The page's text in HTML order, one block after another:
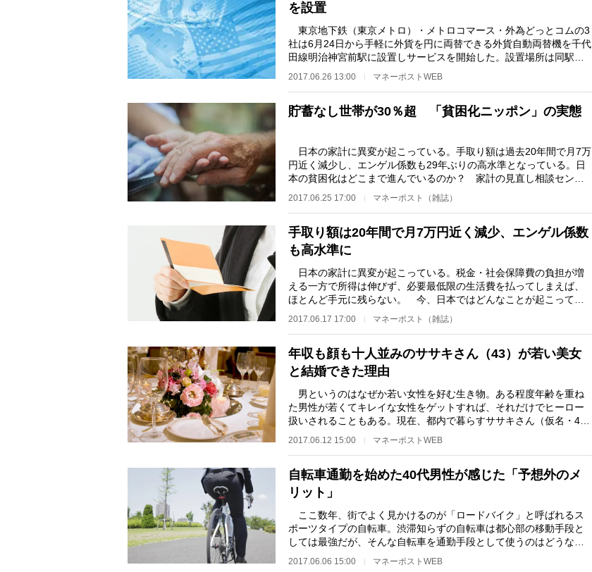
を設置
東京地下鉄（東京メトロ）・メトロコマース・外為どっとコムの3
社は6月24日から手軽に外貨を円に両替できる外貨自動両替機を千代
田線明治神宮前駅に設置しサービスを開始した。設置場所は同駅原
2017.06.26 13:00 マネーポストWEB
貯蓄なし世帯が30％超 「貧困化ニッポン」の実態
日本の家計に異変が起こっている。手取り額は過去20年間で月7万
円近く減少し、エンゲル係数も29年ぶりの高水準となっている。日
本の貧困化はどこまで進んでいるのか？ 家計の見直し相談センタ
2017.06.25 17:00 マネーポスト（雑誌）
手取り額は20年間で月7万円近く減少、エンゲル係数
も高水準に
日本の家計に異変が起こっている。税金・社会保障費の負担が増
える一方で所得は伸びず、必要最低限の生活費を払ってしまえば、
ほとんど手元に残らない。 今、日本ではどんなことが起こってい
2017.06.17 17:00 マネーポスト（雑誌）
年収も顔も十人並みのササキさん（43）が若い美女
と結婚できた理由
男というのはなぜか若い女性を好む生き物。ある程度年齢を重ね
た男性が若くてキレイな女性をゲットすれば、それだけでヒーロー
扱いされることもある。現在、都内で暮らすササキさん（仮名・43
2017.06.12 15:00 マネーポストWEB
自転車通勤を始めた40代男性が感じた「予想外のメ
リット」
ここ数年、街でよく見かけるのが「ロードバイク」と呼ばれるス
ポーツタイプの自転車。渋滞知らずの自転車は都心部の移動手段と
しては最強だが、そんな自転車を通勤手段として使うのはどうなの
2017.06.06 15:00 マネーポストWEB